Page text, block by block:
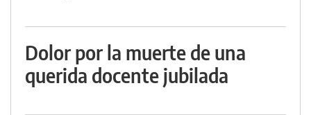
Dolor por la muerte de una
querida docente jubilada